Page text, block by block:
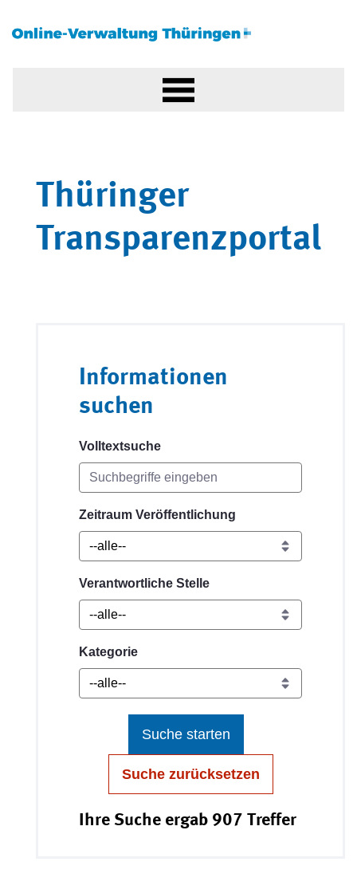
Thüringer
Transparenzportal
Informationen
suchen
Volltextsuche
Zeitraum Veröffentlichung
Verantwortliche Stelle
Kategorie
Suche starten
Suche zurücksetzen
Ihre Suche ergab 907 Treffer